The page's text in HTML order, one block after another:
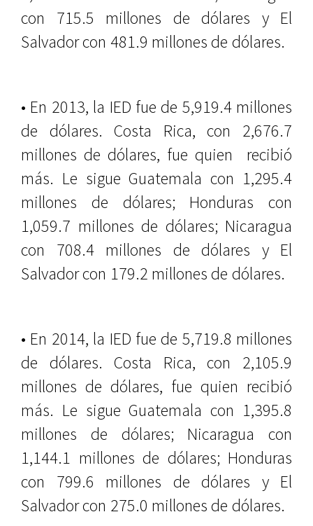
con 715.5 millones de dólares y El
Salvador con 481.9 millones de dólares.
• En 2013, la IED fue de 5,919.4 millones
de dólares. Costa Rica, con 2,676.7
millones de dólares, fue quien
recibió
más. Le sigue Guatemala con 1,295.4
millones de dólares; Honduras con
1,059.7 millones de dólares; Nicaragua
con 708.4 millones de dólares y El
Salvador con 179.2 millones de dólares.
• En 2014, la IED fue de 5,719.8 millones
de dólares. Costa Rica, con 2,105.9
millones de dólares, fue quien recibió
más. Le sigue Guatemala con 1,395.8
millones de dólares; Nicaragua con
1,144.1 millones de dólares; Honduras
con 799.6 millones de dólares y El
Salvador con 275.0 millones de dólares.